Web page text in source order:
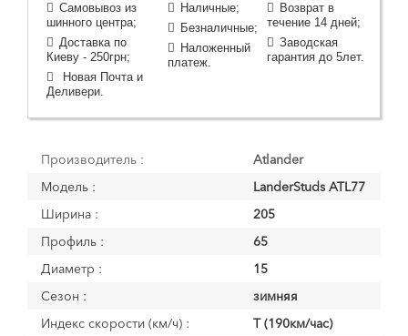
Самовывоз из
шинного центра;
Доставка по
Киеву - 250грн;
Новая Почта и
Деливери.
Наличные;
Безналичные;
Наложенный
платеж.
Возврат в
течение 14 дней;
Заводская
гарантия до 5лет.
Производитель :
Atlander
Модель :
LanderStuds ATL77
Ширина :
205
Профиль :
65
Диаметр :
15
Сезон :
зимняя
Индекс скорости (км/ч) :
T (190км/час)